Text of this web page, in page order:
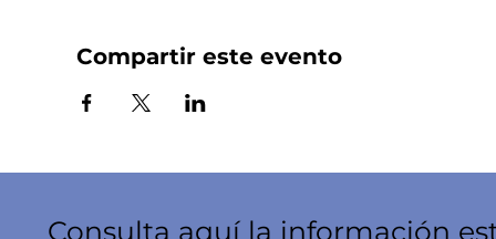
Compartir este evento
Consulta aquí la información